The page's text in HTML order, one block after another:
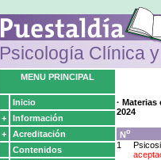
Psicología Clínica
MENU PRINCIPAL
Inicio
+
Información
+
Acreditación
Contenidos
·
2024
No
1